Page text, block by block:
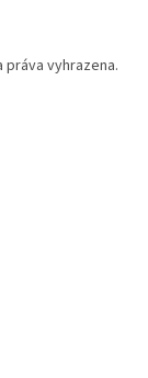
práva vyhrazena.